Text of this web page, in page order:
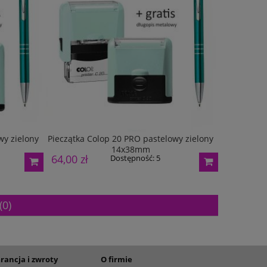
zielony
Pieczątka Colop 20 PRO pastelowy zielony
14x38mm
64,00 zł Dostępność: 5
i zwroty O firmie